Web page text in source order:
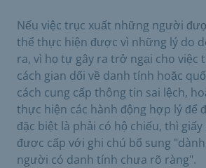
Nếu việc trục xuất những người
thể thực hiện được vì những lý do
ra, vì họ tự gây ra trở ngại cho việc
cách gian dối về danh tính hoặc
cách cung cấp thông tin sai lệch,
thực hiện các hành động hợp lý để
đặc biệt là phải có hộ chiếu, thì
được cấp với ghi chú bổ sung
người có danh tính chưa rõ ràng".